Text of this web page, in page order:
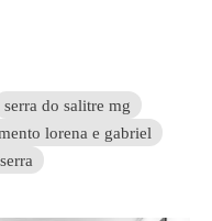
serra do salitre mg
lorena e gabriel